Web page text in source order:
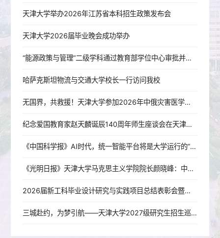
天津大学举办2026年江苏省本科招生政策发布会
天津大学2026届毕业晚会成功举办
“能源政策与管理”二级学科通过教育部学位中心审批并完成备案
哈萨克斯坦物流与交通大学校长一行访问我校
无国界，共救援！天津大学参加2026年中俄灾害医学战术专项演练及灾难医学国际研讨会
纪念爱国教育家赵天麟诞辰140周年师生座谈会在天津大学举行
《中国科学报》AI时代，统一智能平台将是大学运行的“基座”——专访天津大学研究生院副院长、人工智能学院院长胡清华
《光明日报》天津大学马克思主义学院院长颜晓峰：中国共产党永葆青春活力之源
2026届新工科毕业设计研究与实践项目总结表彰会暨成果展开幕式成功举办
三城赴约，为梦引航——天津大学2027级研究生招生巡回宣讲圆满收官